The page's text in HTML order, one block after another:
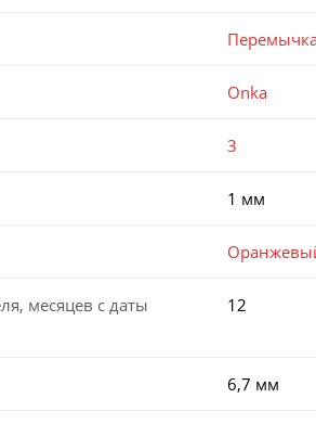
Onka
3
1 мм
месяцев с даты
12
6,7 мм